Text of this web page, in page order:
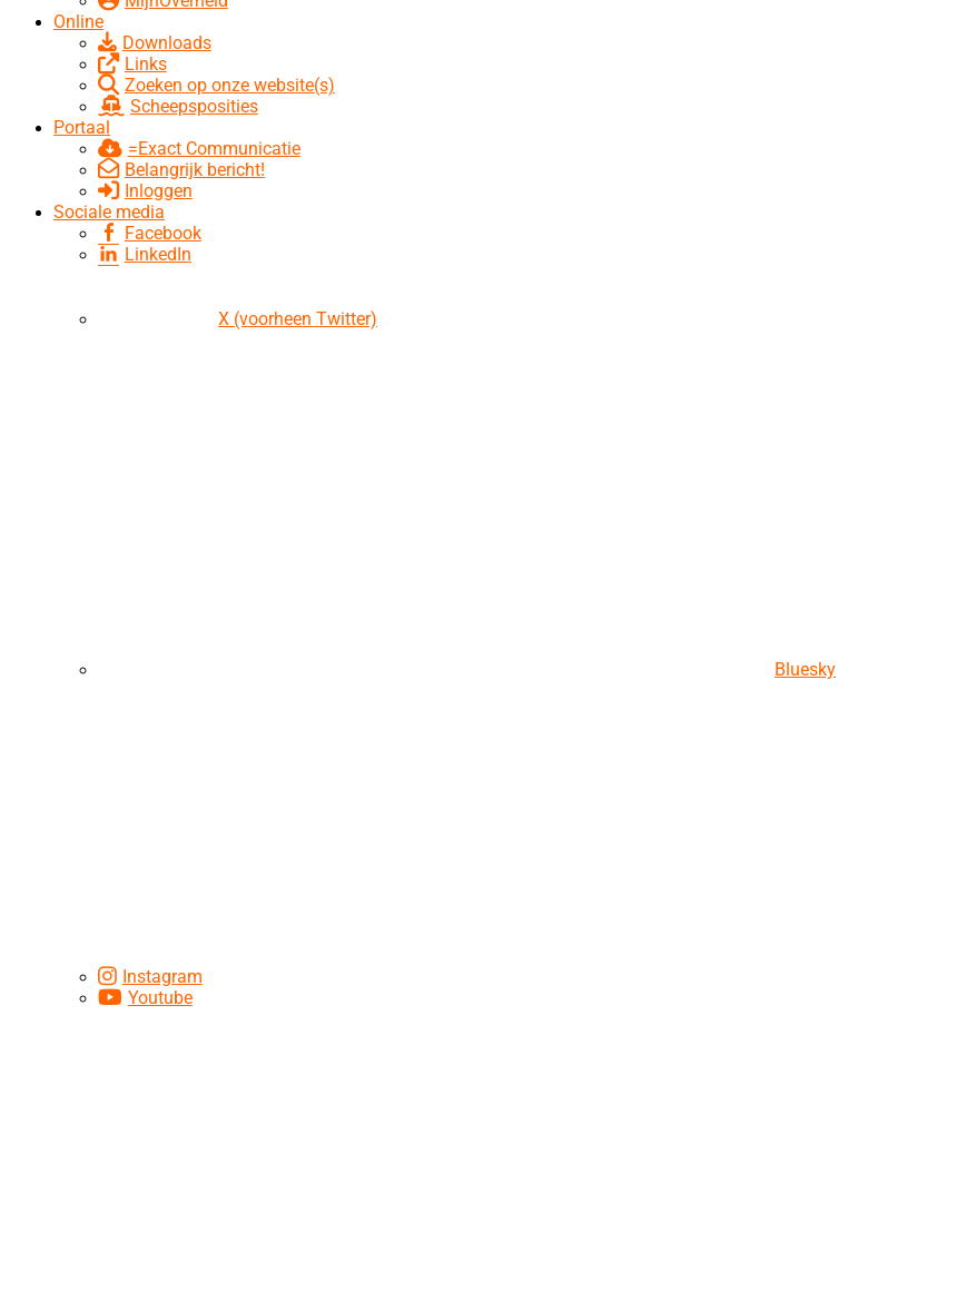
Online
Downloads
Links
Zoeken op onze website(s)
Scheepsposities
Portaal
=Exact Communicatie
Belangrijk bericht!
Inloggen
Sociale media
Facebook
LinkedIn
X (voorheen Twitter)
Bluesky
Instagram
Youtube